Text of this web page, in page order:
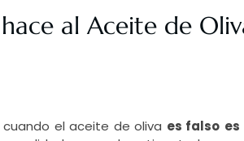
al Aceite de
el aceite de oliva es falso es